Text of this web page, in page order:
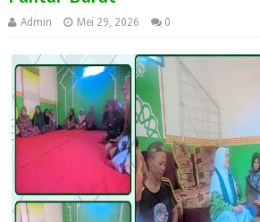
Admin Mei 29, 2026 0